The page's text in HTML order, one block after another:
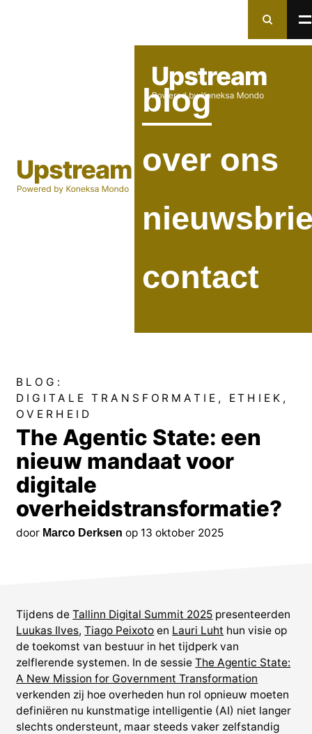
Naar
Menu
blog
over ons
contact
Naar
BLOG:
DIGITALE TRANSFORMATIE
ETHIEK
OVERHEID
The Agentic State: een
nieuw mandaat voor
digitale
overheidstransformatie?
door Marco Derksen op 13 oktober 2025
Tijdens deTallinn Digital Summit 2025 presenteerden
Luukas Ilves,Tiago Peixoto en Lauri Luht hun visie op
de toekomst van bestuur in het tijdperk van
zelflerende systemen. In de sessieThe Agentic State:
A New Mission for Government Transformation
verkenden zij hoe overheden hun rol opnieuw moeten
definiëren nu kunstmatige intelligentie (AI) niet langer
slechts ondersteunt, maar steeds vaker zelfstandig